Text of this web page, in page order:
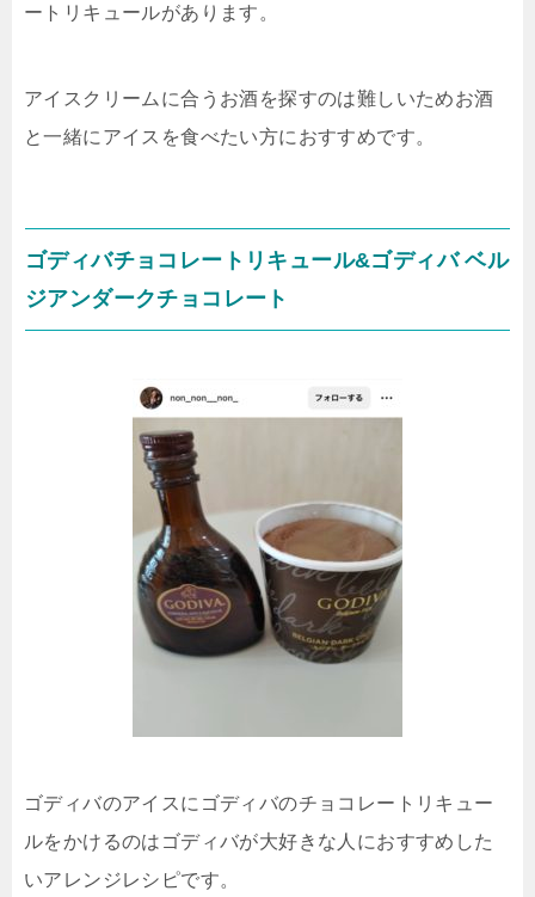
ートリキュールがあります。
アイスクリームに合うお酒を探すのは難しいためお酒
と一緒にアイスを食べたい方におすすめです。
ゴディバチョコレートリキュール&ゴディバ ベル
ジアンダークチョコレート
ゴディバのアイスにゴディバのチョコレートリキュー
ルをかけるのはゴディバが大好きな人におすすめした
いアレンジレシピです。